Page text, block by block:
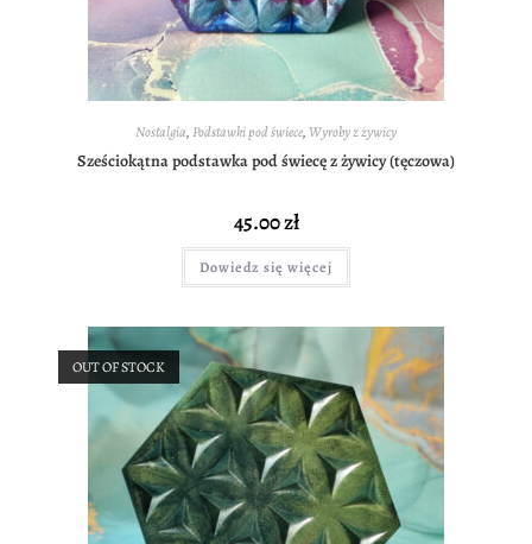
Nostalgia,Podstawki pod świece,Wyroby z żywicy
Sześciokątna podstawka pod świecę z żywicy (tęczowa)
45.00zł
Dowiedz się więcej
OUT OF STOCK